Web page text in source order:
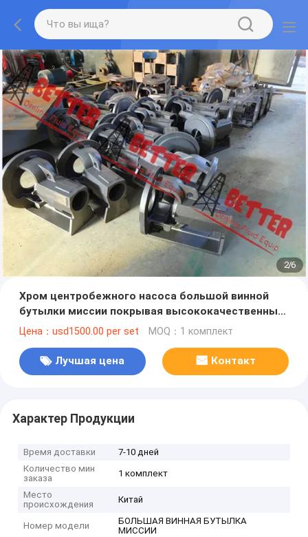
2/6
Хром центробежного насоса большой винной
бутылки миссии покрывая высококачественный
трудный железный высокий, 304сс, 316сс
Цена：usd1500.00 per set MOQ：1 комплект
Лучшая цена Контакт
Характер Продукции
Время доставки
7-10 дней
Количество мин
заказа
1 комплект
Место
происхождения
Китай
Номер модели
БОЛЬШАЯ ВИННАЯ БУТЫЛКА
МИССИИ